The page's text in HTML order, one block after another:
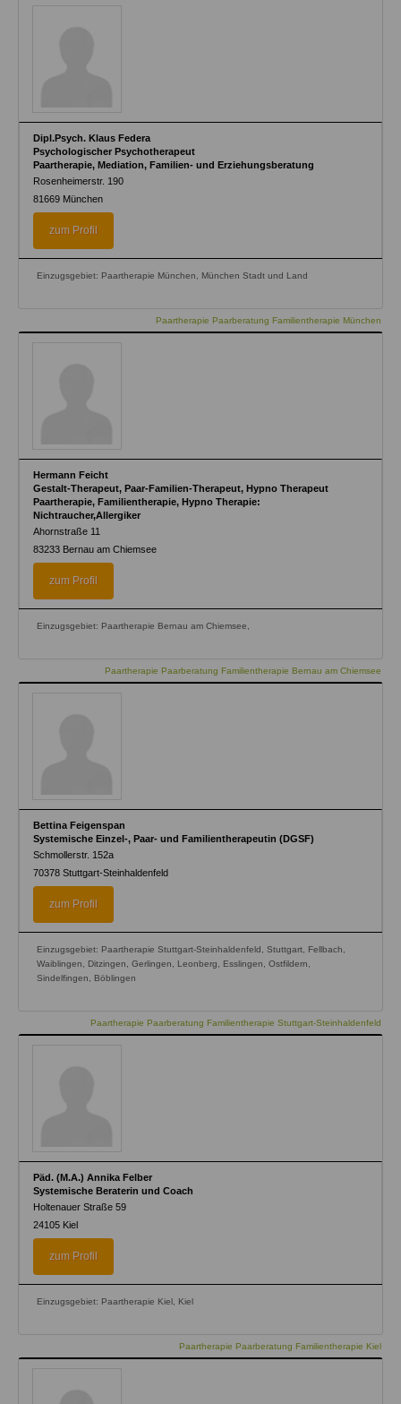
Dipl.Psych. Klaus Federa
Psychologischer Psychotherapeut
Paartherapie, Mediation, Familien- und Erziehungsberatung
Rosenheimerstr. 190
81669 München
zum Profil
Einzugsgebiet: Paartherapie München, München Stadt und Land
Paartherapie Paarberatung Familientherapie München
Hermann Feicht
Gestalt-Therapeut, Paar-Familien-Therapeut, Hypno Therapeut
Paartherapie, Familientherapie, Hypno Therapie:
Nichtraucher,Allergiker
Ahornstraße 11
83233 Bernau am Chiemsee
zum Profil
Einzugsgebiet: Paartherapie Bernau am Chiemsee,
Paartherapie Paarberatung Familientherapie Bernau am Chiemsee
Bettina Feigenspan
Systemische Einzel-, Paar- und Familientherapeutin (DGSF)
Schmollerstr. 152a
70378 Stuttgart-Steinhaldenfeld
zum Profil
Einzugsgebiet: Paartherapie Stuttgart-Steinhaldenfeld, Stuttgart, Fellbach,
Waiblingen, Ditzingen, Gerlingen, Leonberg, Esslingen, Ostfildern,
Sindelfingen, Böblingen
Paartherapie Paarberatung Familientherapie Stuttgart-Steinhaldenfeld
Päd. (M.A.) Annika Felber
Systemische Beraterin und Coach
Holtenauer Straße 59
24105 Kiel
zum Profil
Einzugsgebiet: Paartherapie Kiel, Kiel
Paartherapie Paarberatung Familientherapie Kiel